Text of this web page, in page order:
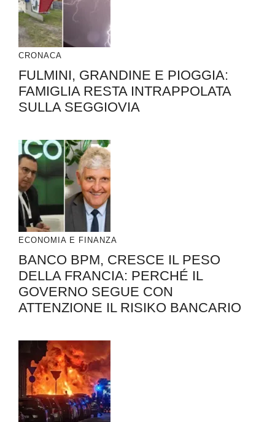
CRONACA
FULMINI, GRANDINE E PIOGGIA:
FAMIGLIA RESTA INTRAPPOLATA
SULLA SEGGIOVIA
ECONOMIA E FINANZA
BANCO BPM, CRESCE IL PESO
DELLA FRANCIA: PERCHÉ IL
GOVERNO SEGUE CON
ATTENZIONE IL RISIKO BANCARIO